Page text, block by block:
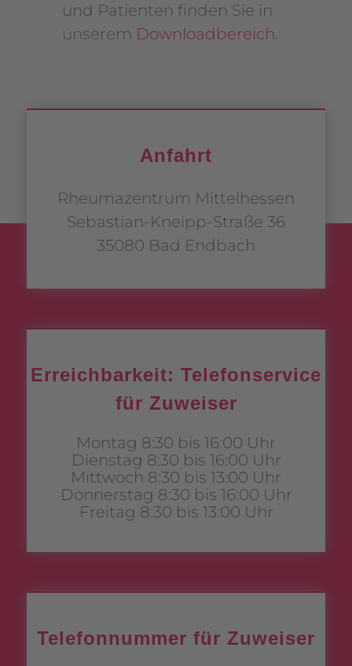
und Patienten finden Sie in
unserem Downloadbereich.
Anfahrt
Rheumazentrum Mittelhessen
Sebastian-Kneipp-Straße 36
35080 Bad Endbach
Erreichbarkeit: Telefonservice
für Zuweiser
Montag 8:30 bis 16:00 Uhr
Dienstag 8:30 bis 16:00 Uhr
Mittwoch 8:30 bis 13:00 Uhr
Donnerstag 8:30 bis 16:00 Uhr
Freitag 8:30 bis 13:00 Uhr
Telefonnummer für Zuweiser